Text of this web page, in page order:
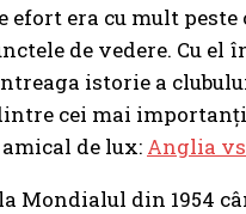
efort era cu mult
de vedere. Cu el
istorie a
cei mai
de lux: Anglia
Mondialul din 1954